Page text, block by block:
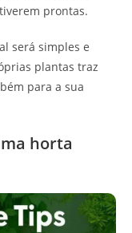
prontas.
será simples e
plantas traz
para a sua
horta